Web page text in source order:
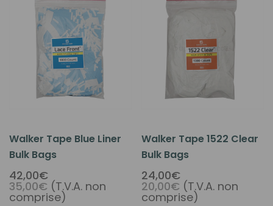
Walker Tape Blue Liner
Bulk Bags
42,00€
35,00€ (T.V.A. non
comprise)
Walker Tape 1522 Clear
Bulk Bags
24,00€
20,00€ (T.V.A. non
comprise)